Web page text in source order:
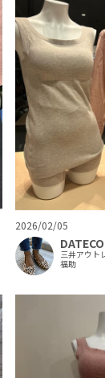
2026/02/05
DATECO
三井アウト
福助